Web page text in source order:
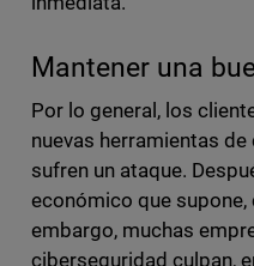
Mantener una
Por lo general, los
nuevas herramientas
sufren un ataque.
económico que
embargo, muchas
ciberseguridad culpan,